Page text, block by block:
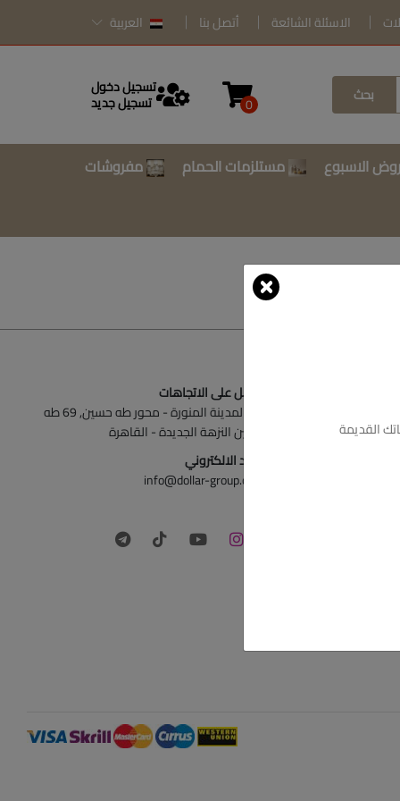
الاسئلة الشائعة أتصل بنا العربية
بحث 0
تسجيل دخول
تسجيل جديد
الاسبوع مستلزمات الحمام
مفروشات
أحصل على الاتجاهات
ش المدينة المنورة - محور طه حسين, 69 طه
حسين النزهة الجديدة - القاهرة
البريد الالكتروني
info@dollar-group.com
القديمة